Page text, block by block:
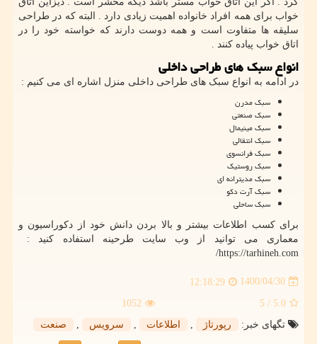
خواب برای همه افراد خانواده اهمیت زیادی دارد . البته که در طراحی
سلیقه ها متفاوت است و همه دوست دارند که خواسته خود را در
اتاق خواب پیاده کنند .
انواع سبک های طراحی داخلی
در ادامه به انواع سبک های طراحی داخلی منزل اشاره ای می کنیم :
سبک مدرن
سبک صنعتی
سبک مینیمال
سبک انتقالی
سبک فرانسوی
سبک روستیک
سبک مدیترانه ای
سبک آرت دکو
سبک ساحلی
برای کسب اطلاعات بیشتر و بالا بردن دانش خود از دکوراسیون و
معماری می توانید از وب سایت طرحینه استفاده کنید :
https://tarhineh.com
/
1400/04/30
12:18:29
5.0
/ 5
1052
تگهای خبر:
رپورتاژ اطلاعات سرویس صنعت